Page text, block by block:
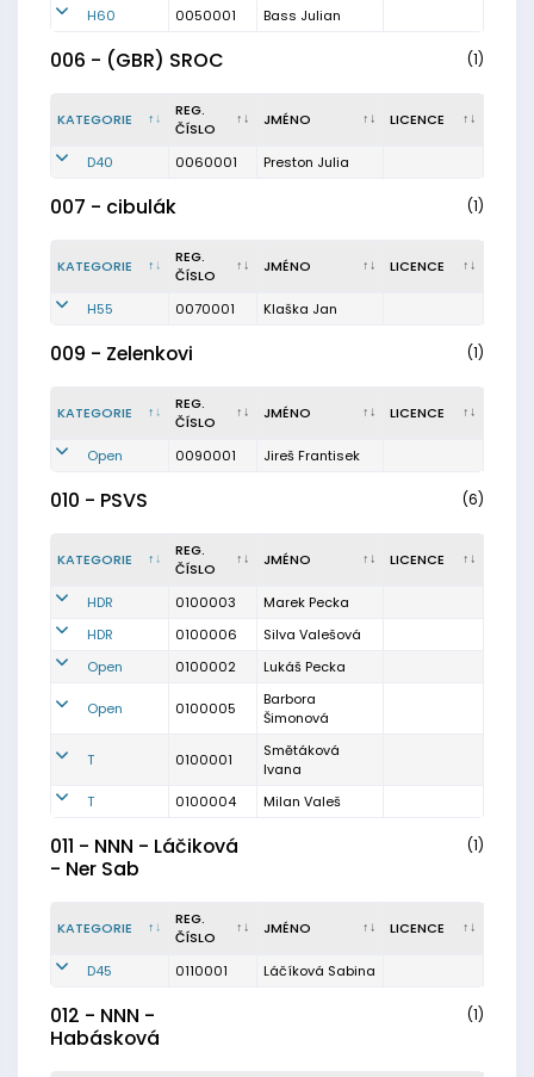
H60
0050001 Bass Julian
006 - (GBR) SROC (1)
KATEGORIE
REG.
ČÍSLO
JMÉNO LICENCE
D40 0060001 Preston Julia
007 - cibulák (1)
KATEGORIE
REG.
ČÍSLO
JMÉNO LICENCE
H55 0070001 Klaška Jan
009 - Zelenkovi (1)
KATEGORIE
REG.
ČÍSLO
JMÉNO LICENCE
Open 0090001 Jireš Frantisek
010 - PSVS (6)
KATEGORIE
REG.
ČÍSLO
JMÉNO LICENCE
HDR 0100003
Marek Pecka
HDR
0100006
Silva Valešová
Open
0100002 Lukáš Pecka
Open 0100005
Barbora
Šimonová
T 0100001
Smětáková
Ivana
T
0100004 Milan Valeš
011 - NNN - Láčiková
- Ner Sab
(1)
KATEGORIE
REG.
ČÍSLO
JMÉNO LICENCE
D45 0110001 Láčíková Sabina
012 - NNN -
Habásková
(1)